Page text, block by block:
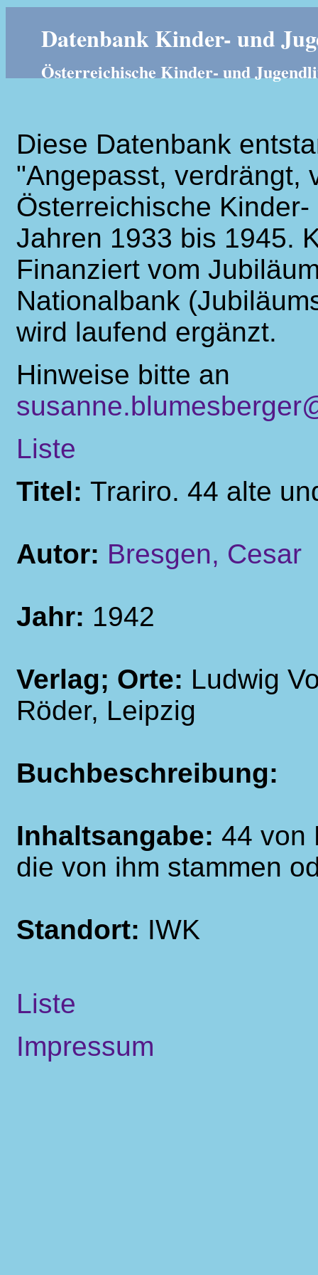
Datenbank Kinder- und
Österreichische Kinder- und
Diese Datenbank
"Angepasst, verdrängt,
Österreichische
Jahren 1933 bis 1945.
Finanziert vom
Nationalbank
wird laufend ergänzt.
Hinweise bitte an
Liste
Titel: Trariro. 44 alte
Autor: Bresgen, Cesar
Jahr: 1942
Verlag; Orte: Ludwig
Röder, Leipzig
Buchbeschreibung:
Inhaltsangabe: 44 von
die von ihm stammen
Standort: IWK
Liste
Impressum